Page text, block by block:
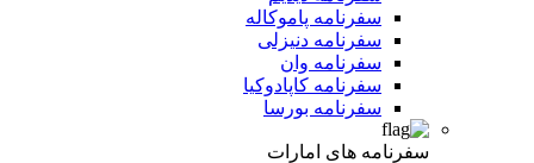
سفرنامه پاموکاله
سفرنامه دنیزلی
سفرنامه وان
سفرنامه کاپادوکیا
سفرنامه بورسا
سفرنامه های امارات